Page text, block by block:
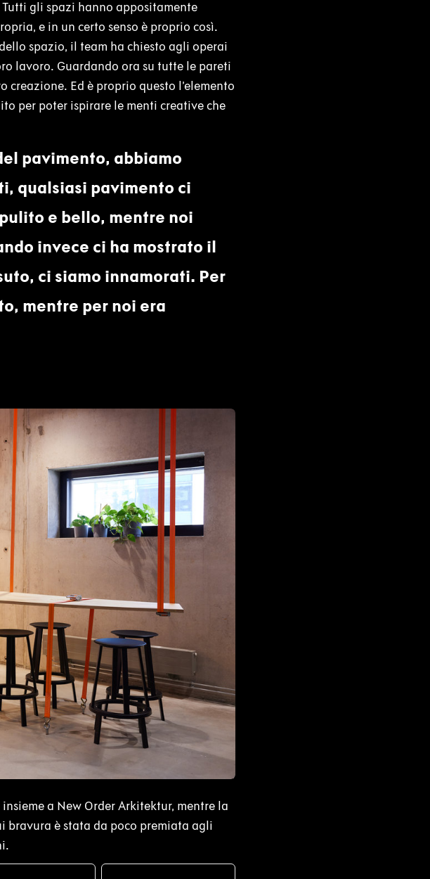
gli spazi hanno appositamente
e in un certo senso è proprio così.
spazio, il team ha chiesto agli operai
lavoro. Guardando ora su tutte le pareti
Ed è proprio questo l’elemento
per poter ispirare le menti creative che
pavimento, abbiamo
qualsiasi pavimento ci
e bello, mentre noi
invece ci ha mostrato il
ci siamo innamorati. Per
mentre per noi era
a New Order Arkitektur, mentre la
bravura è stata da poco premiata agli